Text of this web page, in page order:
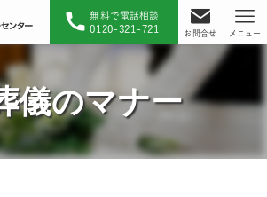
無料で電話相談
0120-321-721 お問合せ メニュー
儀のマナー